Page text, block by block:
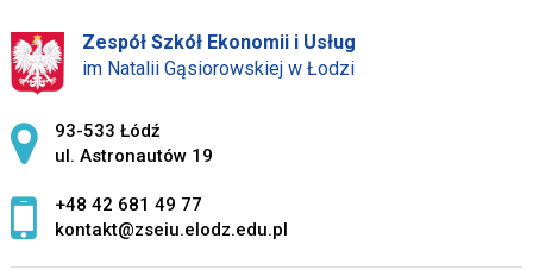
Zespół Szkół Ekonomii i Usług
im Natalii Gąsiorowskiej w Łodzi
Adres pocztowy:
93-533 Łódź
ul. Astronautów 19
+48 42 681 49 77
kontakt@zseiu.elodz.edu.pl